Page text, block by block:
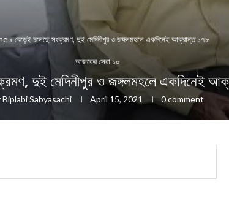
»বেড়েই চলেছে সংক্রমণ, দুই মেদিনীপুর ও জঙ্গলমহলে একদিনেই আক্রান্ত ১৭৮
আজকের সেরা ১০
দুই মেদিনীপুর ও জঙ্গলমহলে একদিনেই
Biplabi Sabyasachi April 15, 2021 0 comment